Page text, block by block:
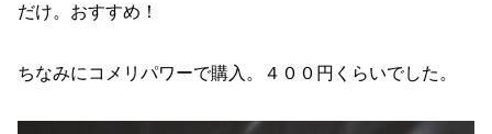
だけ。おすすめ！
ちなみにコメリパワーで購入。４００円くらいでした。